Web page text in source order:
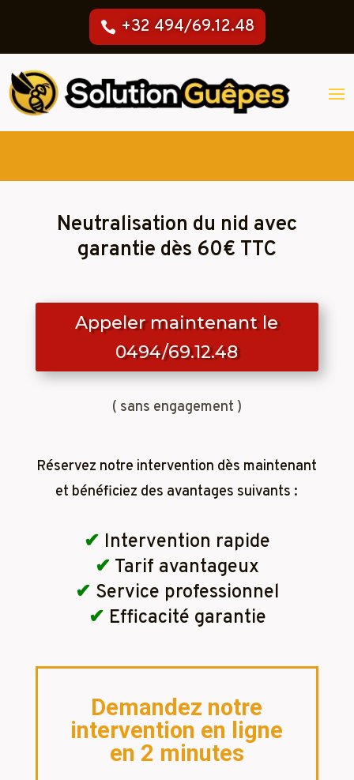
+32 494/69.12.48
Neutralisation du nid avec
garantie dès 60€ TTC
Appeler maintenant le
0494/69.12.48
( sans engagement )
Réservez notre intervention dès maintenant
et bénéficiez des avantages suivants :
✔ Intervention rapide
✔ Tarif avantageux
✔ Service professionnel
✔ Efficacité garantie
Demandez notre
intervention en ligne
en 2 minutes